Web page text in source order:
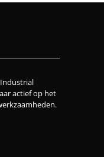
actief op het